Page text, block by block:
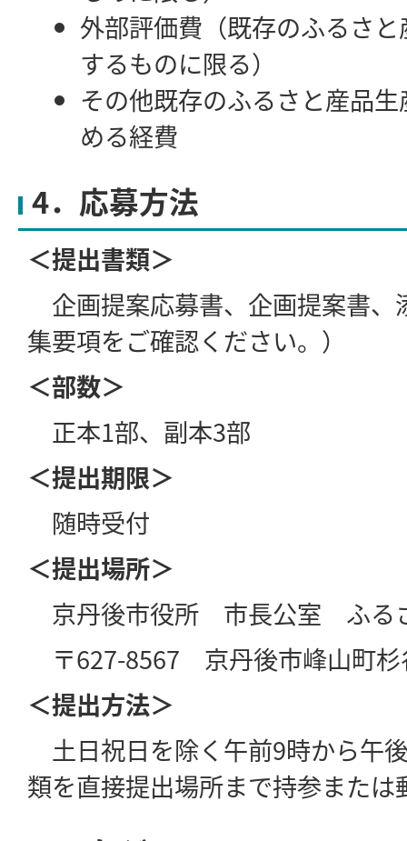
外部評価費（既存のふるさ
するものに限る）
その他既存のふるさと産品
める経費
4．応募方法
＜提出書類＞
企画提案応募書、企画提案書、
集要項をご確認ください。）
＜部数＞
正本1部、副本3部
＜提出期限＞
随時受付
＜提出場所＞
京丹後市役所 市長公室 ふる
〒627-8567 京丹後市峰山町杉
＜提出方法＞
土日祝日を除く午前9時から午
類を直接提出場所まで持参または